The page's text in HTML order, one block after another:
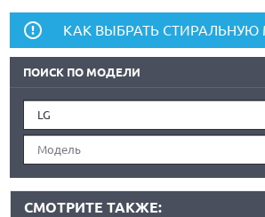
КАК ВЫБРАТЬ
ПОИСК ПО МОДЕЛИ
LG
Модель
СМОТРИТЕ ТАКЖЕ: